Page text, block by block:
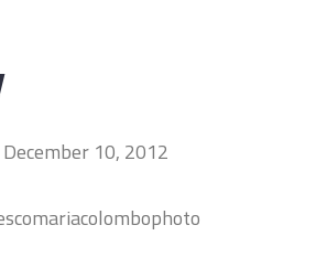
December 10, 2012